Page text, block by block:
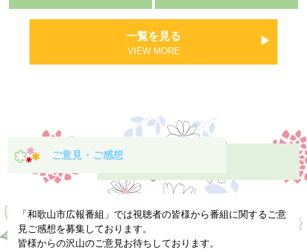
一覧を見る
VIEW MORE
ご意見・ご感想
「和歌山市広報番組」では視聴者の皆様から番組に関するご意
見ご感想を募集しております。
皆様からの沢山のご意見お待ちしております。